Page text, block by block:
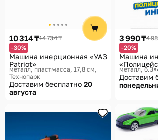
10 314 ₸14 734 ₸
-30%
Машина инерционная «УАЗ
Patriot»
металл, пластмасса, 17,8 см
Технопарк
Доставим бесплатно 20
августа
3 990 ₸4
-20%
Машина
металл,
Доставим